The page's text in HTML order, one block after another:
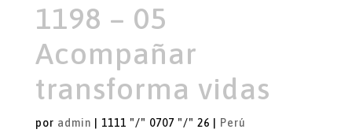
1198 – 05
Acompañar
transforma vidas
por admin 1111 "/" 0707 "/" 26 Perú